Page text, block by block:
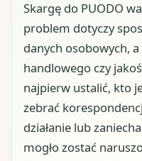
Skargę do PUODO
problem dotyczy
danych osobowych,
handlowego czy
najpierw ustalić, kto
zebrać
działanie lub
mogło zostać